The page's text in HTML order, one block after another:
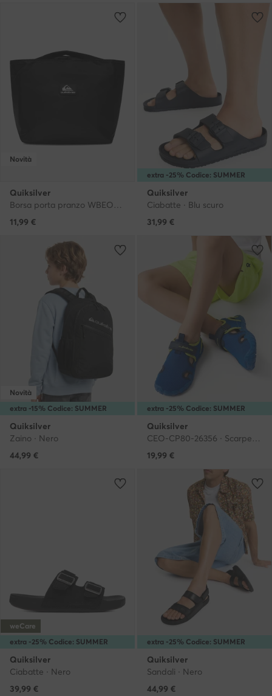
Novità
Quiksilver
Borsa porta pranzo WBEO-QUIK-P-001-10 Nero
11,99 €
extra -25% Codice: SUMMER
Quiksilver
Ciabatte · Blu scuro
31,99 €
extra -15% Codice: SUMMER
Novità
Quiksilver
Zaino · Nero
44,99 €
extra -25% Codice: SUMMER
Quiksilver
CEO-CP80-26356 · Scarpe per sport acquatici
19,99 €
extra -25% Codice: SUMMER
weCare
Quiksilver
Ciabatte · Nero
39,99 €
extra -25% Codice: SUMMER
Quiksilver
Sandali · Nero
44,99 €